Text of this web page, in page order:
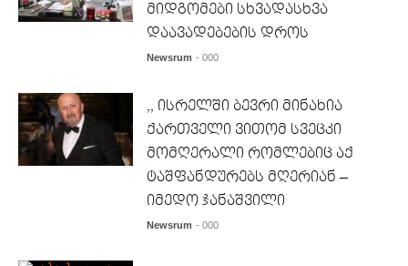
მიდგომები სხვადასხვა
დაავადებების დროს
Newsrum - 000
,, ისრელში ბევრი მინახია
ქართველი ვითომ სვეცკი
მომღერალი რომლებიც აქ
ტაშფანდურებს მღერიან –
იმედო ჯანაშვილი
Newsrum - 000